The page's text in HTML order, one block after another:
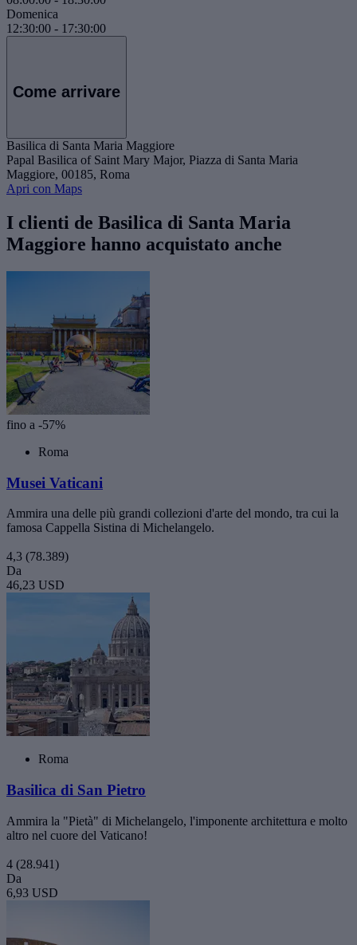
Domenica
12:30:00 - 17:30:00
Come arrivare
Basilica di Santa Maria Maggiore
Papal Basilica of Saint Mary Major, Piazza di Santa Maria
Maggiore, 00185, Roma
Apri con Maps
I clienti de Basilica di Santa Maria
Maggiore hanno acquistato anche
fino a -57%
Roma
Musei Vaticani
Ammira una delle più grandi collezioni d'arte del mondo, tra cui la
famosa Cappella Sistina di Michelangelo.
4,3 (78.389)
Da
46,23 USD
Roma
Basilica di San Pietro
Ammira la "Pietà" di Michelangelo, l'imponente architettura e molto
altro nel cuore del Vaticano!
4 (28.941)
Da
6,93 USD